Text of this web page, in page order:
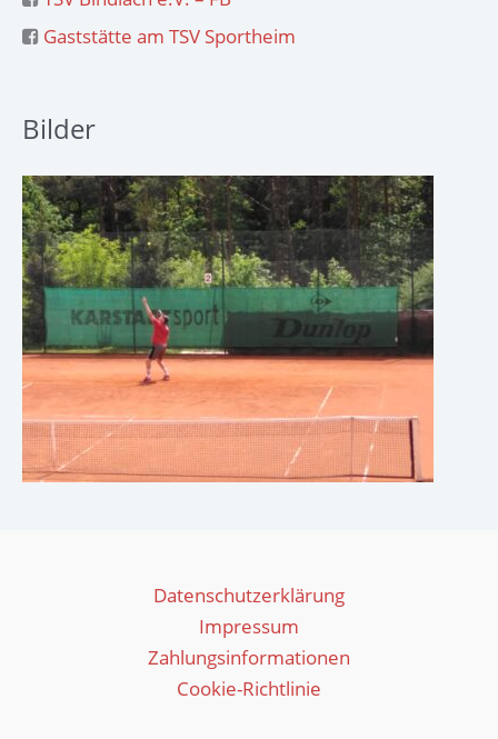
Gaststätte am TSV Sportheim
Bilder
Datenschutzerklärung
Impressum
Zahlungsinformationen
Cookie-Richtlinie